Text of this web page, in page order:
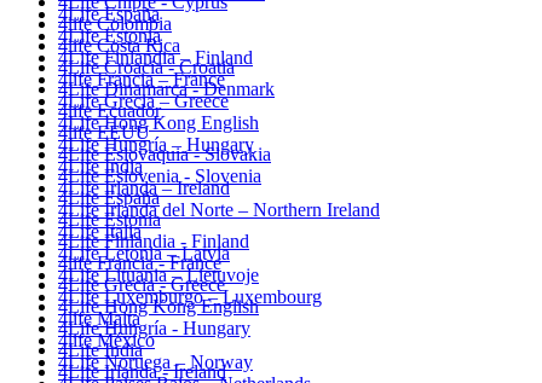
4Life España
4Life Estonia
4Life Finlandia – Finland
4life Francia – France
4Life Grecia – Greece
4Life Hong Kong English
4Life Hungría – Hungary
4Life India
4Life Irlanda – Ireland
4Life Irlanda del Norte – Northern Ireland
4Life Italia
4Life Letonia – Latvia
4Life Lituania – Lietuvoje
4Life Luxemburgo – Luxembourg
4life Malta
4life México
4Life Noruega – Norway
4life Colombia
4life Costa Rica
4Life Croacia - Croatia
4Life Dinamarca - Denmark
4life Ecuador
4life EEUU
4Life Eslovaquia - Slovakia
4Life Eslovenia - Slovenia
4Life España
4Life Estonia
4Life Finlandia - Finland
4life Francia - France
4Life Grecia - Greece
4Life Hong Kong English
4Life Hungría - Hungary
4Life India
4Life Irlanda - Ireland